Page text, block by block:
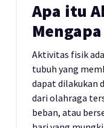
Apa itu
Aktivitas fisik
tubuh yang
dapat dilakukan
dari olahraga
beban, atau